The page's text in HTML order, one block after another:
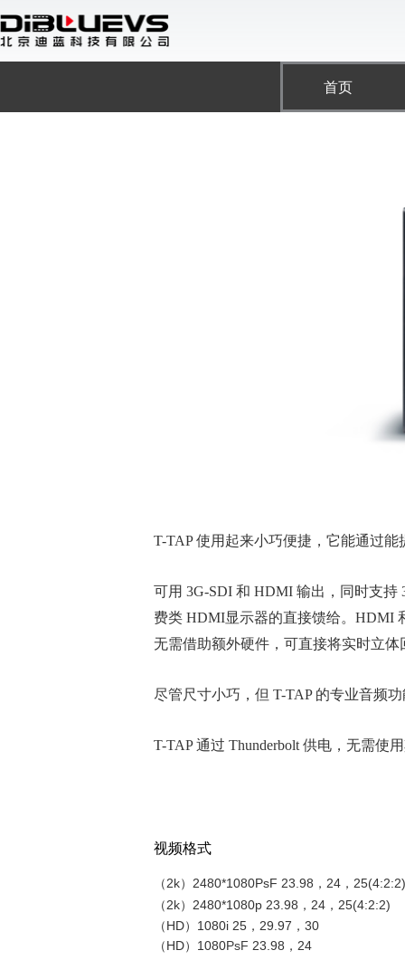
跳
至
内
首页
T-TAP 使用起来小巧便捷，它能通过
可用 3G-SDI 和 HDMI 输出，同时支
费类 HDMI显示器的直接馈给。HDMI
无需借助额外硬件，可直接将实时立
尽管尺寸小巧，但 T-TAP 的专业音频
T-TAP 通过 Thunderbolt 供电，无需使
视频格式
（2k）2480*1080PsF 23.98，24，25(4:2:2)
（2k）2480*1080p 23.98，24，25(4:2:2)
（HD）1080i 25，29.97，30
（HD）1080PsF 23.98，24